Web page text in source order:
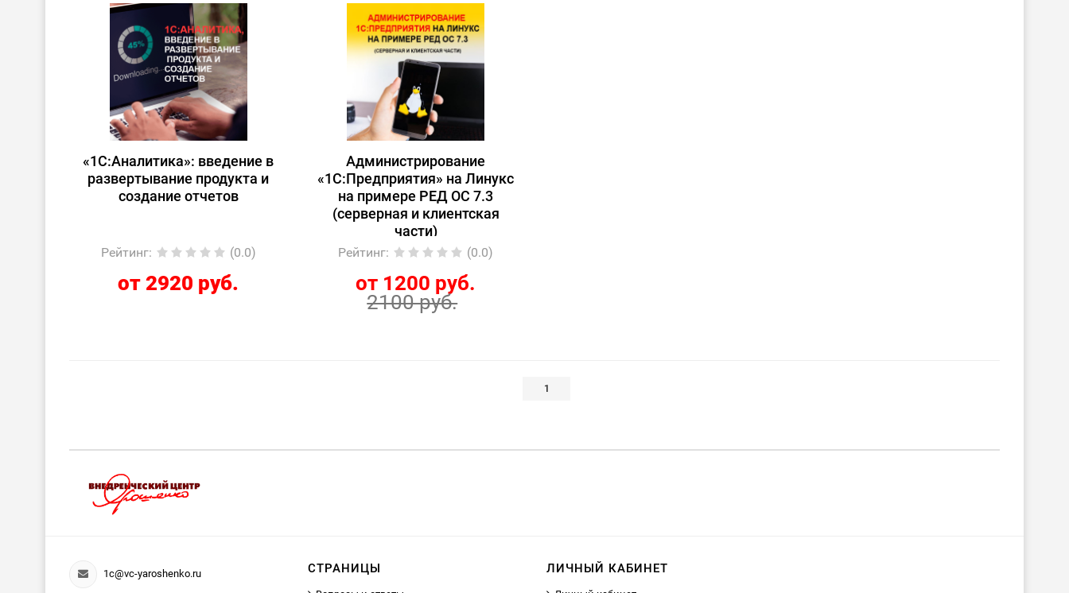
«1С:Аналитика»: введение в
развертывание продукта и
создание отчетов
Рейтинг: (0.0)
от 2920 руб.
Администрирование
«1С:Предприятия» на Линукс
на примере РЕД ОС 7.3
(серверная и клиентская
части)
Рейтинг: (0.0)
от 1200 руб.
2100 руб.
1
1c@vc-yaroshenko.ru СТРАНИЦЫ ЛИЧНЫЙ КАБИНЕТ